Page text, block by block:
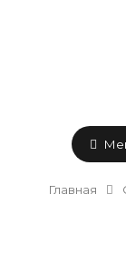
Главная